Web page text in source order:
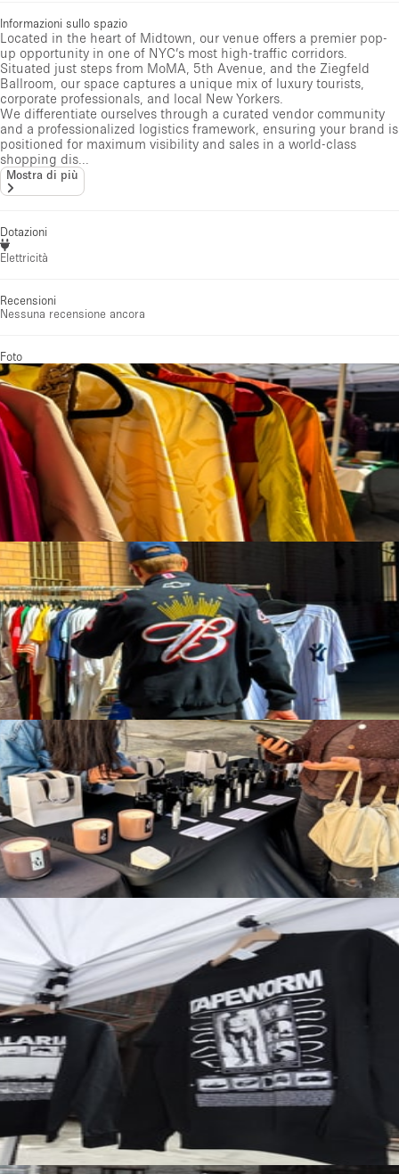
Informazioni sullo spazio
Located in the heart of Midtown, our venue offers a premier pop-
up opportunity in one of NYC’s most high-traffic corridors.
Situated just steps from MoMA, 5th Avenue, and the Ziegfeld
Ballroom, our space captures a unique mix of luxury tourists,
corporate professionals, and local New Yorkers.
We differentiate ourselves through a curated vendor community
and a professionalized logistics framework, ensuring your brand is
positioned for maximum visibility and sales in a world-class
shopping dis...
Mostra di più
Dotazioni
Elettricità
Recensioni
Nessuna recensione ancora
Foto